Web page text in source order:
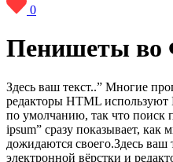
0
Пенишеты во
Здесь ваш текст..” Многие
редакторы HTML используют
по умолчанию, так что поиск
ipsum” сразу показывает, как
дожидаются своего.Здесь
электронной вёрстки и